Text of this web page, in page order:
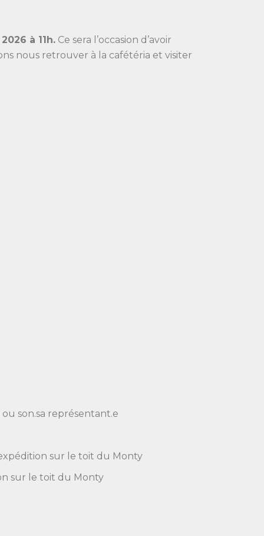
à 11h.Ce sera l’occasion d’avoir
nous retrouver à la cafétéria et visiter
son.sa représentant.e
sur le toit du Monty
sur le toit du Monty